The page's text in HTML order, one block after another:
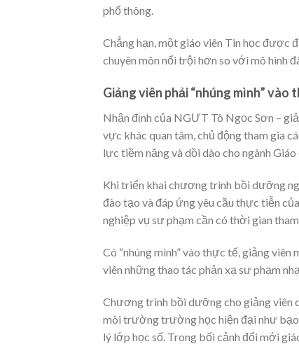
phổ thông.
Chẳng hạn, một giáo viên Tin học được
chuyên môn nổi trội hơn so với mô hình
Giảng viên phải “nhúng mình” vào
Nhận định của NGƯT Tô Ngọc Sơn –
vực khác quan tâm, chủ động tham gia
lực tiềm năng và dồi dào cho ngành Giáo
Khi triển khai chương trình bồi dưỡng
đào tạo và đáp ứng yêu cầu thực tiễn
nghiệp vụ sư phạm cần có thời gian
Có “nhúng mình” vào thực tế, giảng
viên những thao tác phản xạ sư phạm
Chương trình bồi dưỡng cho giảng viên
môi trường trường học hiện đại như bạo
lý lớp học số. Trong bối cảnh đổi mới